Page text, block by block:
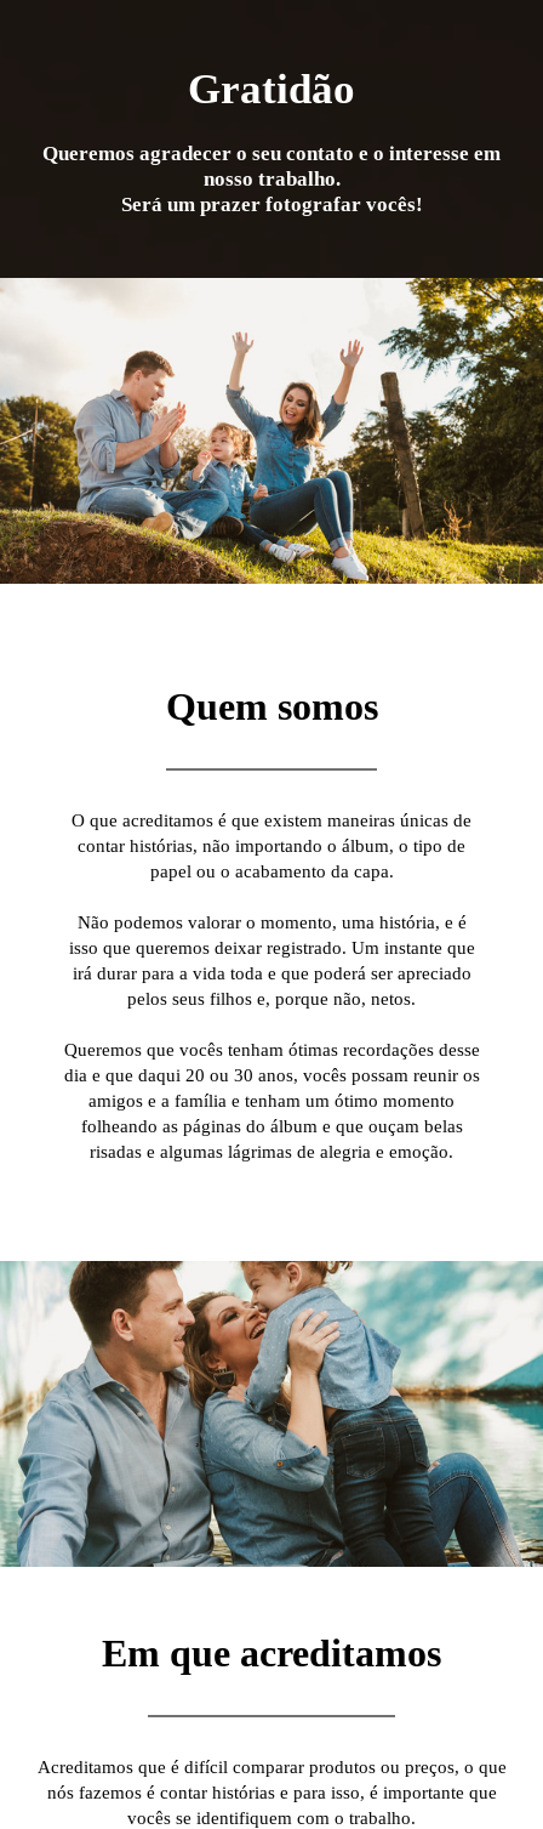
Gratidão
Queremos agradecer o seu contato e o interesse em
nosso trabalho.
Será um prazer fotografar vocês!
Quem somos
O que acreditamos é que existem maneiras únicas de
contar histórias, não importando o álbum, o tipo de
papel ou o acabamento da capa.
Não podemos valorar o momento, uma história, e é
isso que queremos deixar registrado. Um instante que
irá durar para a vida toda e que poderá ser apreciado
pelos seus filhos e, porque não, netos.
Queremos que vocês tenham ótimas recordações desse
dia e que daqui 20 ou 30 anos, vocês possam reunir os
amigos e a família e tenham um ótimo momento
folheando as páginas do álbum e que ouçam belas
risadas e algumas lágrimas de alegria e emoção.
Em que acreditamos
Acreditamos que é difícil comparar produtos ou preços, o que
nós fazemos é contar histórias e para isso, é importante que
vocês se identifiquem com o trabalho.